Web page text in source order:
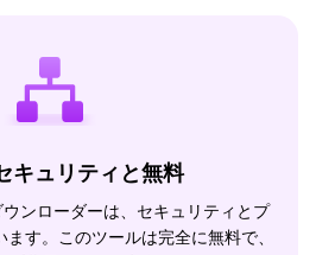
キュリティと無料
ンローダーは、セキュリティとプ
す。このツールは完全に無料で、